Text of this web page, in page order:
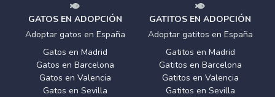
GATOS EN ADOPCIÓN
Adoptar gatos en España
Gatos en Madrid
Gatos en Barcelona
Gatos en Valencia
Gatos en Sevilla
GATITOS EN ADOPCIÓN
Adoptar gatitos en España
Gatitos en Madrid
Gatitos en Barcelona
Gatitos en Valencia
Gatitos en Sevilla